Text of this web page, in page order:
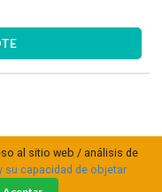
al sitio web / análisis de
capacidad de objetar